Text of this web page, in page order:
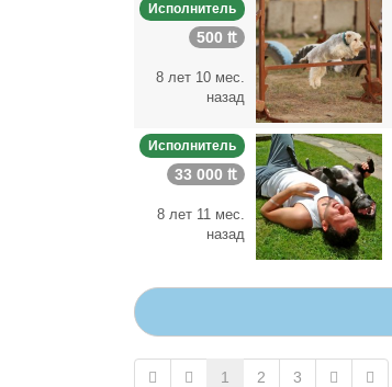
Исполнитель
500 ₶
8 лет 10 мес.
назад
Исполнитель
33 000 ₶
8 лет 11 мес.
назад
1 2 3